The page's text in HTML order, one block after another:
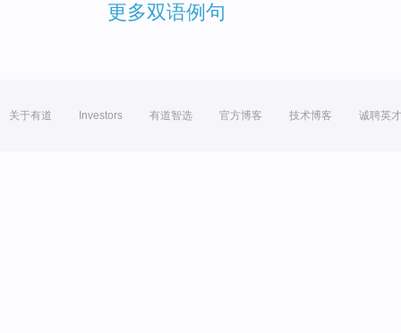
更多双语例句
关于有道 Investors 有道智选 官方博客 技术博客 诚聘英才